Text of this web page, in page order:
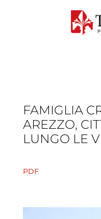
FAMIGLIA
AREZZO,
LUNGO LE
PDF